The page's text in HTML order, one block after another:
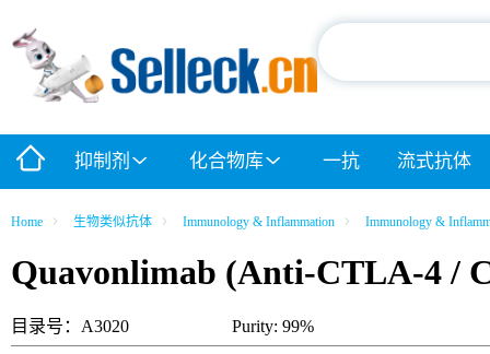
抑制剂 化合物库 一抗 流式抗体
Home 生物类似抗体 Immunology & Inflammation Immunology &
Quavonlimab (Anti-CTLA-4 /
目录号：A3020 Purity: 99%